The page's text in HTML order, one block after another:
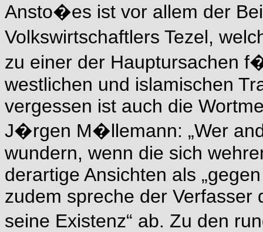
Ansto�es ist vor allem der
Volkswirtschaftlers Tezel,
zu einer der Hauptursachen
westlichen und islamischen
vergessen ist auch die
J�rgen M�llemann: „Wer
wundern, wenn die sich
derartige Ansichten als
zudem spreche der Verfasser
seine Existenz“ ab. Zu den